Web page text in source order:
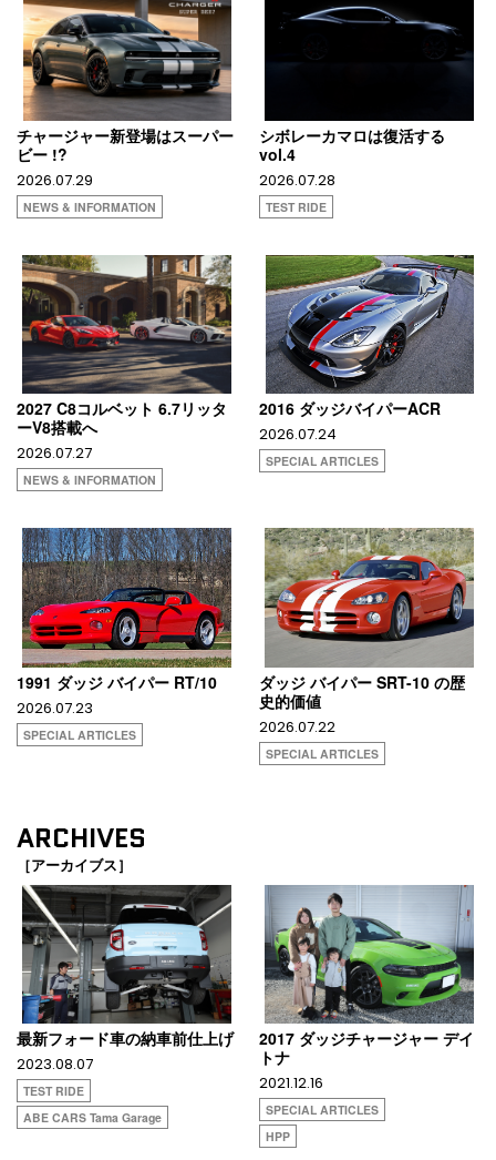
チャージャー新登場はスーパー
ビー !?
2026.07.29
NEWS & INFORMATION
シボレーカマロは復活する
vol.4
2026.07.28
TEST RIDE
2027 C8コルベット 6.7リッタ
ーV8搭載へ
2026.07.27
NEWS & INFORMATION
2016 ダッジバイパーACR
2026.07.24
SPECIAL ARTICLES
1991 ダッジ バイパー RT/10
2026.07.23
SPECIAL ARTICLES
ダッジ バイパー SRT-10 の歴
史的価値
2026.07.22
SPECIAL ARTICLES
ARCHIVES
［アーカイブス］
最新フォード車の納車前仕上げ
2023.08.07
TEST RIDE
ABE CARS Tama Garage
2017 ダッジチャージャー デイ
トナ
2021.12.16
SPECIAL ARTICLES
HPP